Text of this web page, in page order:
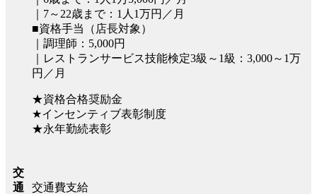
｜7～22歳まで：1人1万円／月
■資格手当（店長対象）
｜調理師：5,000円
｜レストランサービス技能検定3級～1級：3,000～1万
円／月
★資格合格奨励金
★インセンティブ表彰制度
★永年勤続表彰
交
通
交通費支給